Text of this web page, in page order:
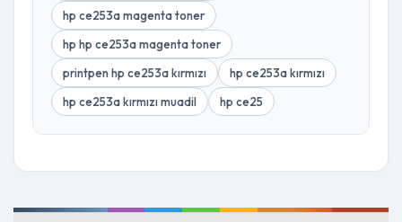
hp ce253a magenta toner
hp hp ce253a magenta toner
printpen hp ce253a kırmızı
hp ce253a kırmızı
hp ce253a kırmızı muadil
hp ce25